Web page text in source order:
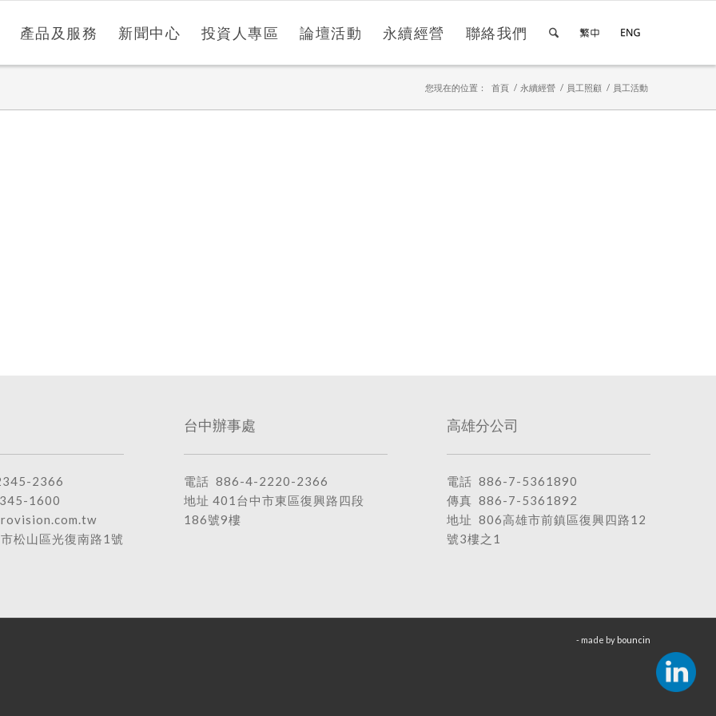
產品及服務 新聞中心 投資人專區 論壇活動 永續經營 聯絡我們
您現在的位置： 首頁 / 永續經營 / 員工照顧 / 員工活動
2366
1600
松山區光復南路1號
台中辦事處
電話 886-4-2220-2366
地址 401台中市東區復興路四段
186號9樓
高雄分公司
電話 886-7-5361890
傳真 886-7-5361892
地址 806高雄市前鎮區復興四路12
號3樓之1
- made by bouncin